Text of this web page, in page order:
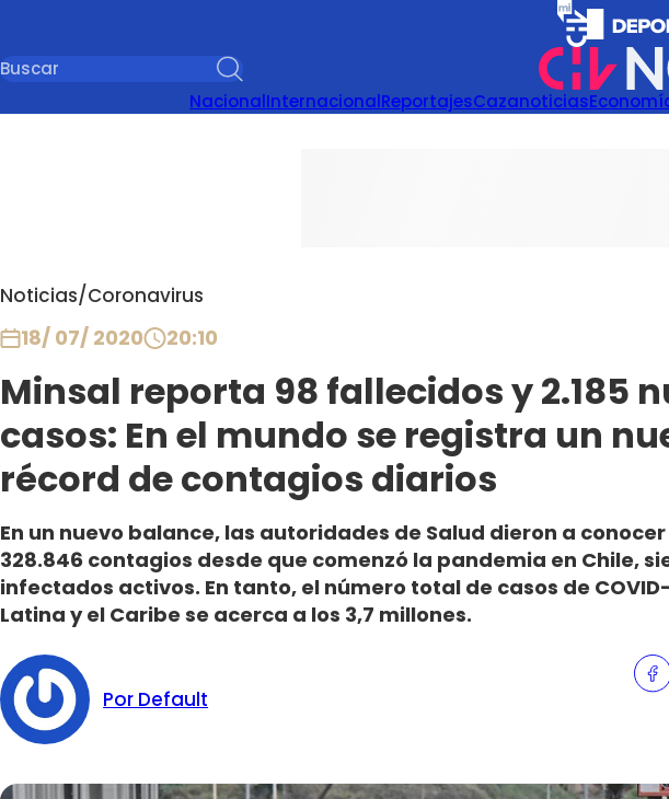
NacionalInternacionalReportajesCazanoticias
Noticias/Coronavirus
18/ 07/ 2020 20:10
Minsal reporta 98 fallecidos y 2.185
casos: En el mundo se registra un
récord de contagios diarios
En un nuevo balance, las autoridades de Salud dieron a
328.846 contagios desde que comenzó la pandemia en Chile,
infectados activos. En tanto, el número total de casos de
Latina y el Caribe se acerca a los 3,7 millones.
Por Default